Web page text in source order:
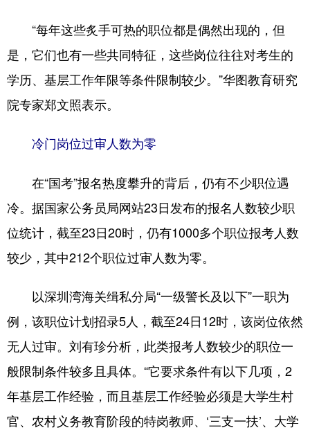
“每年这些炙手可热的职位都是偶然出现的，但
是，它们也有一些共同特征，这些岗位往往对考生的
学历、基层工作年限等条件限制较少。”华图教育研究
院专家郑文照表示。
冷门岗位过审人数为零
在“国考”报名热度攀升的背后，仍有不少职位遇
冷。据国家公务员局网站23日发布的报名人数较少职
位统计，截至23日20时，仍有1000多个职位报考人数
较少，其中212个职位过审人数为零。
以深圳湾海关缉私分局“一级警长及以下”一职为
例，该职位计划招录5人，截至24日12时，该岗位依然
无人过审。刘有珍分析，此类报考人数较少的职位一
般限制条件较多且具体。“它要求条件有以下几项，2
年基层工作经验，而且基层工作经验必须是大学生村
官、农村义务教育阶段的特岗教师、‘三支一扶’、大学